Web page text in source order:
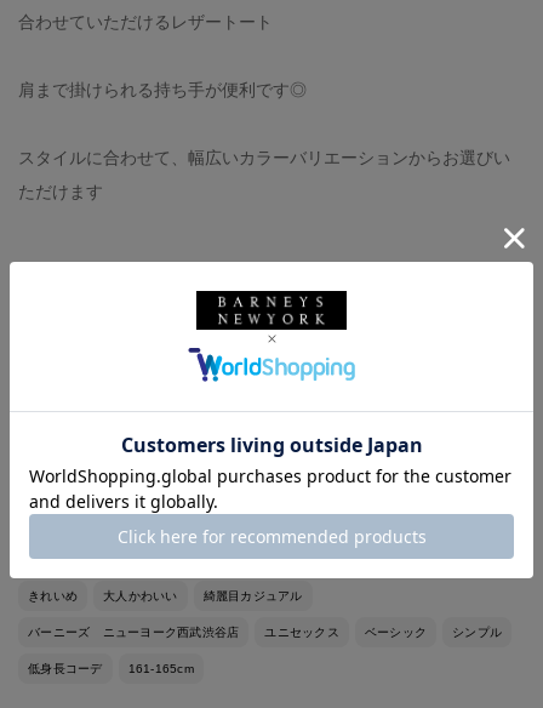
合わせていただけるレザートート
肩まで掛けられる持ち手が便利です◎
スタイルに合わせて、幅広いカラーバリエーションからお選びい
ただけます
Bag: BARNEYS NEW YORK
バーニーズ ニューヨーク BARNEYS NEW YORK メンズウェア
きれいめ 大人かわいい 綺麗目カジュアル
バーニーズ ニューヨーク西武渋谷店 ユニセックス ベーシック シンプル
低身長コーデ 161-165cm